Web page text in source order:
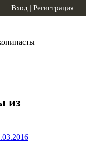
Вход | Регистрация
из